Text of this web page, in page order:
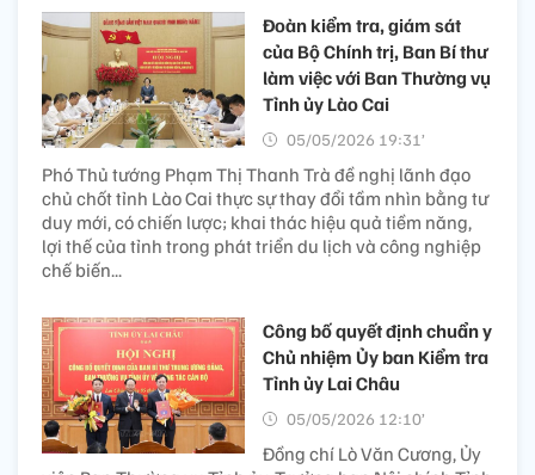
Đoàn kiểm tra, giám sát
của Bộ Chính trị, Ban Bí thư
làm việc với Ban Thường vụ
Tỉnh ủy Lào Cai
05/05/2026 19:31’
Phó Thủ tướng Phạm Thị Thanh Trà đề nghị lãnh đạo
chủ chốt tỉnh Lào Cai thực sự thay đổi tầm nhìn bằng tư
duy mới, có chiến lược; khai thác hiệu quả tiềm năng,
lợi thế của tỉnh trong phát triển du lịch và công nghiệp
chế biến...
Công bố quyết định chuẩn y
Chủ nhiệm Ủy ban Kiểm tra
Tỉnh ủy Lai Châu
05/05/2026 12:10’
Đồng chí Lò Văn Cương, Ủy